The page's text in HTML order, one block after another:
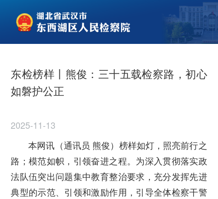
东检榜样丨熊俊：三十五载检察路，初心
如磐护公正
2025-11-13
本网讯（通讯员 熊俊）榜样如灯，照亮前行之
路；模范如帜，引领奋进之程。为深入贯彻落实政
法队伍突出问题集中教育整治要求，充分发挥先进
典型的示范、引领和激励作用，引导全体检察干警